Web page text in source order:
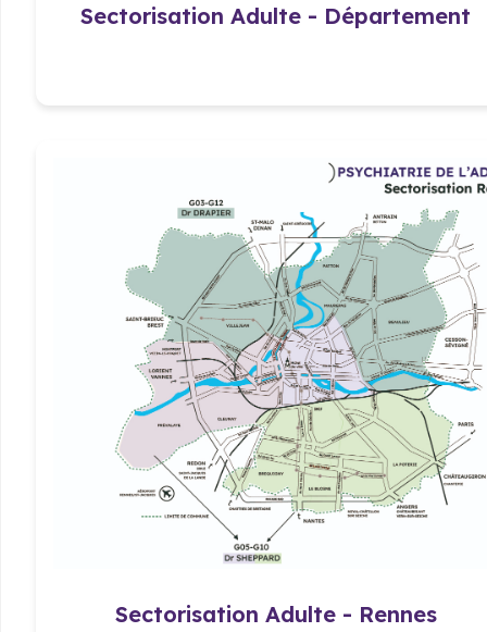
Sectorisation Adulte - Département
Sectorisation Adulte - Rennes